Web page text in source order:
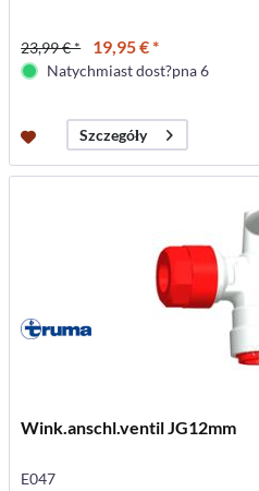
23,99 € * 19,95 € *
Natychmiast dost?pna 6
Szczegóły
Wink.anschl.ventil JG12mm
E047